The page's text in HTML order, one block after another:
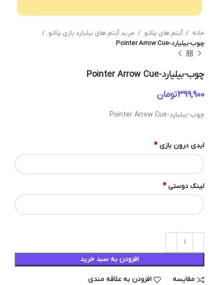
خانه آیتم های پلاتو
خرید آیتم های بیلیارد بازی پلاتو
چوب-بیلیارد-Pointer Arrow Cue
چوب-بیلیارد-Pointer Arrow Cue
تومان
چوب-بیلیارد-Pointer Arrow Cue
ایدی درون بازی *
لینک دوستی *
افزودن به سبد خرید
مقایسه افزودن به علاقه مندی